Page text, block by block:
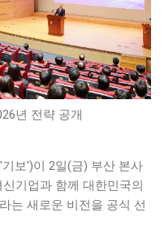
년 전략 공개
보')이 2일(금) 부산 본사
기업과 함께 대한민국의
는 새로운 비전을 공식 선